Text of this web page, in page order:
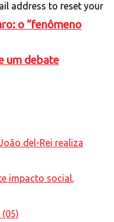
o “fenômeno
um debate
address to reset your